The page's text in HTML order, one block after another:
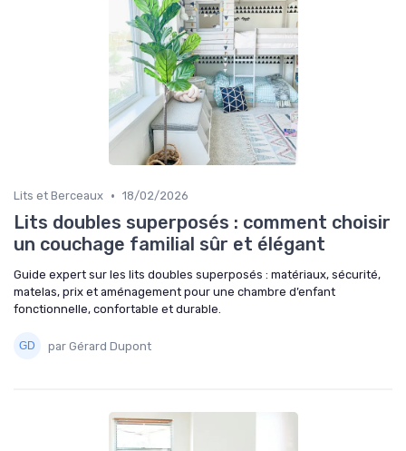
Lits et Berceaux • 18/02/2026
Lits doubles superposés : comment choisir
un couchage familial sûr et élégant
Guide expert sur les lits doubles superposés : matériaux, sécurité,
matelas, prix et aménagement pour une chambre d’enfant
fonctionnelle, confortable et durable.
par Gérard Dupont